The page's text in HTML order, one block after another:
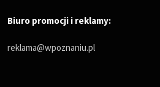
Biuro promocji i reklamy:
reklama@wpoznaniu.pl